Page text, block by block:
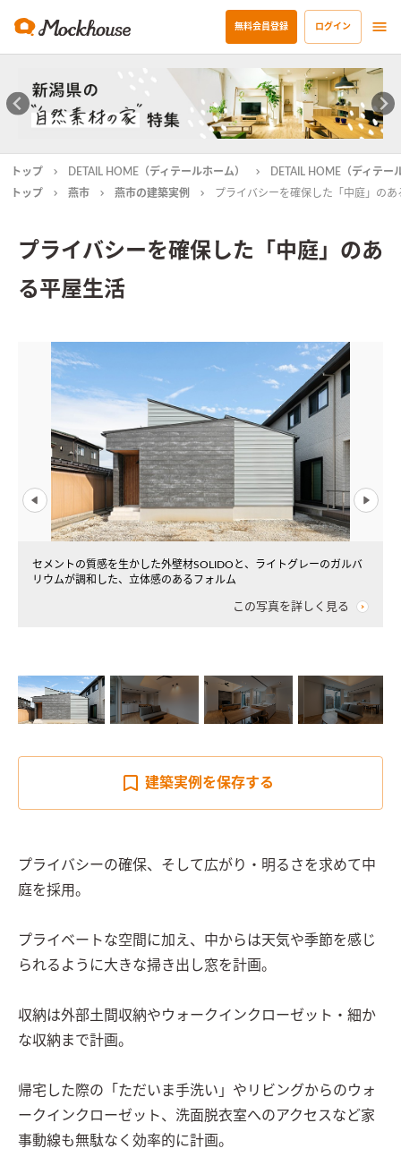
無料会員登録 ログイン
トップ DETAIL HOME（ディテールホーム）
DETAIL HOME（ディテ
トップ
燕市 燕市の建築実例 プライバシーを確保した「中庭」のあ
プライバシーを確保した「中庭」のあ
る平屋生活
セメントの質感を生かした外壁材SOLIDOと、ライトグレーのガルバ
リウムが調和した、立体感のあるフォルム
この写真を詳しく見る
建築実例を保存する
プライバシーの確保、そして広がり・明るさを求めて中
庭を採用。
プライベートな空間に加え、中からは天気や季節を感じ
られるように大きな掃き出し窓を計画。
収納は外部土間収納やウォークインクローゼット・細か
な収納まで計画。
帰宅した際の「ただいま手洗い」やリビングからのウォ
ークインクローゼット、洗面脱衣室へのアクセスなど家
事動線も無駄なく効率的に計画。